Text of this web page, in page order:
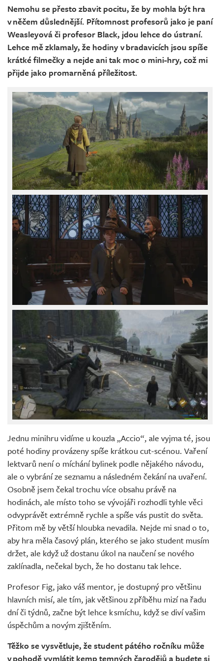
Nemohu se přesto zbavit pocitu, že by mohla být hra
v něčem důslednější. Přítomnost profesorů jako je paní
Weasleyová či profesor Black, jdou lehce do ústraní.
Lehce mě zklamaly, že hodiny v bradavicích jsou spíše
krátké filmečky a nejde ani tak moc o mini-hry, což mi
přijde jako promarněná příležitost.
Jednu minihru vidíme u kouzla „Accio“, ale vyjma té, jsou
poté hodiny provázeny spíše krátkou cut-scénou. Vaření
lektvarů není o míchání bylinek podle nějakého návodu,
ale o vybrání ze seznamu a následném čekání na uvaření.
Osobně jsem čekal trochu více obsahu právě na
hodinách, ale místo toho se vývojáři rozhodli tyhle věci
odvyprávět extrémně rychle a spíše vás pustit do světa.
Přitom mě by větší hloubka nevadila. Nejde mi snad o to,
aby hra měla časový plán, kterého se jako student musím
držet, ale když už dostanu úkol na naučení se nového
zaklínadla, nečekal bych, že ho dostanu tak lehce.
Profesor Fig, jako váš mentor, je dostupný pro většinu
hlavních misí, ale tím, jak většinou z příběhu mizí na řadu
dní či týdnů, začne být lehce k smíchu, když se diví vašim
úspěchům a novým zjištěním.
Těžko se vysvětluje, že student pátého ročníku může
v pohodě vymlátit kemp temných čarodějů a budete si